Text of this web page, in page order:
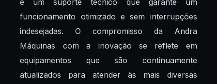
e um suporte técnico que garante um
funcionamento otimizado e sem interrupções
indesejadas. O compromisso da Andra
Máquinas com a inovação se reflete em
equipamentos que são continuamente
atualizados para atender às mais diversas